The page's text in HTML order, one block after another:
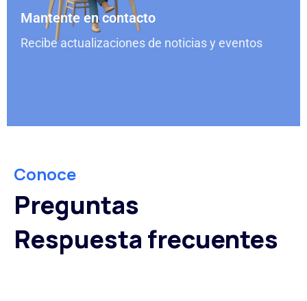
Mantente en contacto
Recibe actualizaciones de noticias y eventos
Conoce
Preguntas
Respuesta frecuentes